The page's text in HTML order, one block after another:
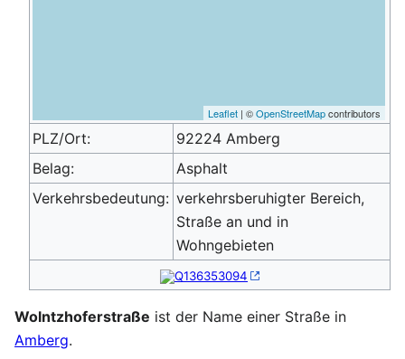
Leaflet | ©OpenStreetMapcontributors
PLZ/Ort:
92224 Amberg
Belag:
Asphalt
Verkehrsbedeutung: verkehrsberuhigter Bereich,
Straße an und in
Wohngebieten
Q136353094
Wolntzhoferstraße ist der Name einer Straße in
Amberg.